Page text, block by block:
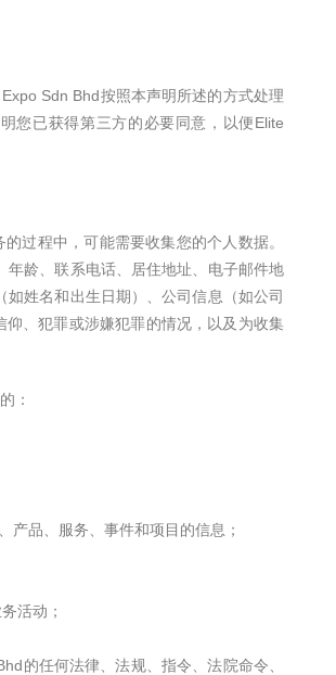
Sdn Bhd按照本声明所述的方式处理
您已获得第三方的必要同意，以便Elite
过程中，可能需要收集您的个人数据。
龄、联系电话、居住地址、电子邮件地
姓名和出生日期）、公司信息（如公司
、犯罪或涉嫌犯罪的情况，以及为收集
：
产品、服务、事件和项目的信息；
活动；
的任何法律、法规、指令、法院命令、